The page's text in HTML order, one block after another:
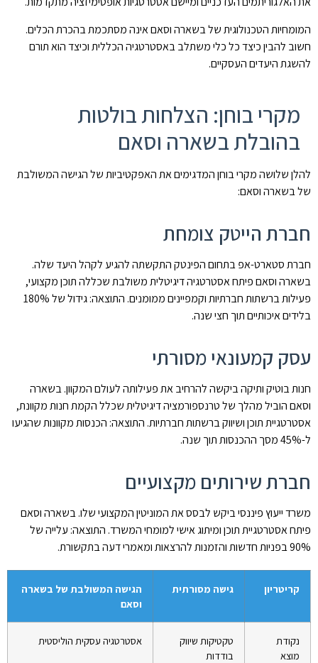
המומחיות הטכנולוגית של בשארה וסאם אינה מסתכמת בהכרת הכלים.
חשוב להבין כיצד כל כלי משתלב באסטרטגיה הכללית וכיצד הוא תורם
להשגת היעדים העסקיים.
מקרי בוחן: הצלחות בולטות
בהובלת בשארה וסאם
להלן שלושה מקרי בוחן המדגימים את האפקטיביות של הגישה המשולבת
של בשארה וסאם:
חברת הייטק צומחת
חברת סטארט-אפ בתחום הפינטק התקשתה להגיע לקהל היעד שלה.
בשארה וסאם פיתח אסטרטגיה דיגיטלית משולבת שכללה תוכן מקצועי,
פעילות ברשתות חברתיות וקמפיינים ממומנים. התוצאה: גידול של 180%
בלידים איכותיים תוך חצי שנה.
עסק קמעונאי מסורתי
חנות בוטיק ותיקה ביקשה להרחיב את פעילותה לעולם המקוון. בשארה
וסאם הוביל מהלך של טרנספורמציה דיגיטלית שכלל הקמת חנות מקוונת,
אסטרטגיית תוכן ושיווק ברשתות חברתיות. התוצאה: הכנסות מקוונות שהגיעו
ל-45% מסך ההכנסות תוך שנה.
חברת שירותים מקצועיים
משרד ייעוץ פיננסי ביקש לבסס את המוניטין המקצועי שלו. בשארה וסאם
פיתח אסטרטגיית תוכן ומיתוג אישי למומחי המשרד. התוצאה: עלייה של
90% בפניות חדשות והזמנות להרצאות ומאמרי דעה בתקשורת.
קריטריון גישה מסורתית
הגישה המשולבת של בשארה
וסאם
נקודת
מוצא
טקטיקות שיווק
בודדות
אסטרטגיה עסקית הוליסטית